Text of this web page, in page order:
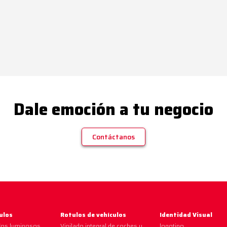
Dale emoción a tu negocio
Contáctanos
Rotulos de vehículos
Identidad Visual